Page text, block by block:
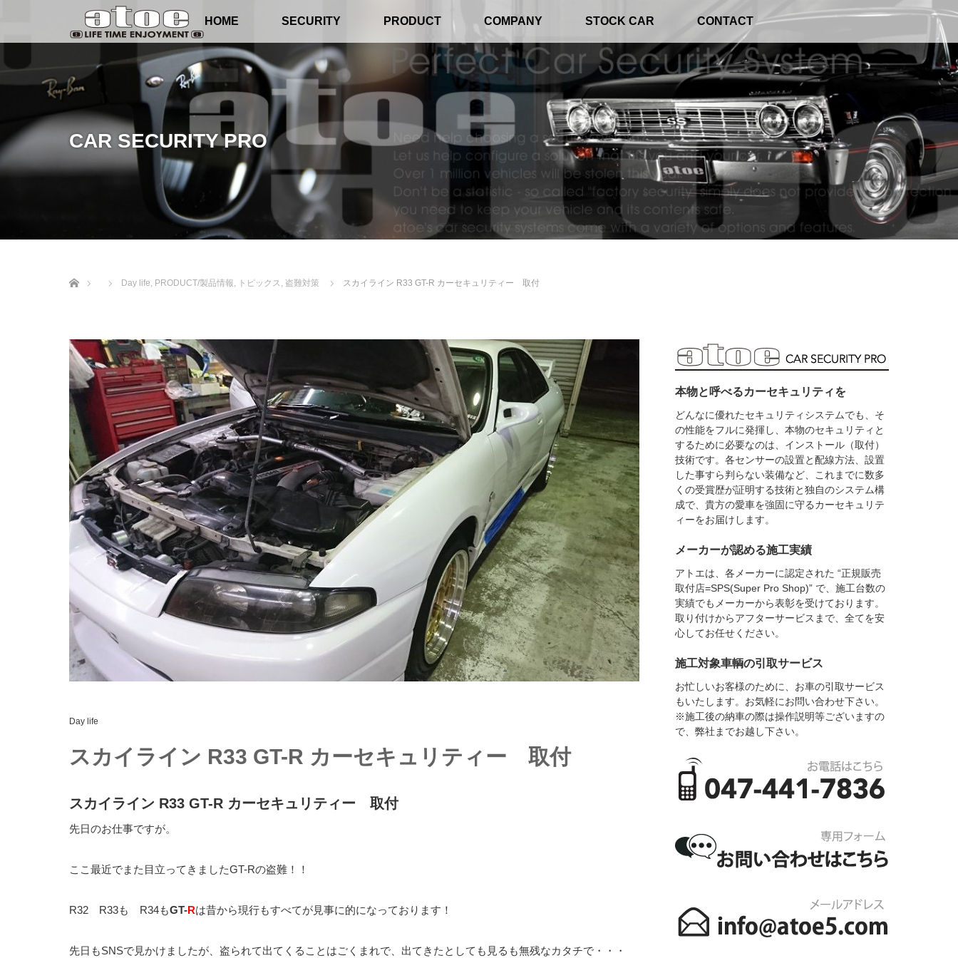
HOME SECURITY PRODUCT COMPANY STOCK CAR CONTACT
CAR SECURITY PRO
Day life, PRODUCT/製品情報, トピックス , 盗難対策 スカイライン R33 GT-R カーセキュリティー 取付
Day life
スカイライン R33 GT-R カーセキュリティー 取付
スカイライン R33 GT-R カーセキュリティー 取付
先日のお仕事ですが。
ここ最近でまた目立ってきましたGT-Rの盗難！！
R32 R33も R34もGT-Rは昔から現行もすべてが見事に的になっております！
先日もSNSで見かけましたが、盗られて出てくることはごくまれで、出てきたとしても見るも無残なカタチで・・・
本物と呼べるカーセキュリティを
どんなに優れたセキュリティシステムでも、そ
の性能をフルに発揮し、本物のセキュリティと
するために必要なのは、インストール（取付）
技術です。各センサーの設置と配線方法、設置
した事すら判らない装備など、これまでに数多
くの受賞歴が証明する技術と独自のシステム構
成で、貴方の愛車を強固に守るカーセキュリテ
ィーをお届けします。
メーカーが認める施工実績
アトエは、各メーカーに認定された “正規販売
取付店=SPS(Super Pro Shop)” で、施工台数の
実績でもメーカーから表彰を受けております。
取り付けからアフターサービスまで、全てを安
心してお任せください。
施工対象車輌の引取サービス
お忙しいお客様のために、お車の引取サービス
もいたします。お気軽にお問い合わせ下さい。
※施工後の納車の際は操作説明等ございますの
で、弊社までお越し下さい。